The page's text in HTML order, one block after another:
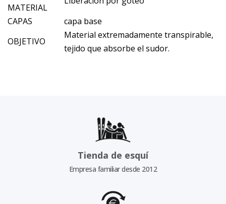
MATERIAL
CAPAS
capa base
OBJETIVO
Material extremadamente transpirable,
tejido que absorbe el sudor.
Tienda de esquí
Empresa familiar desde 2012